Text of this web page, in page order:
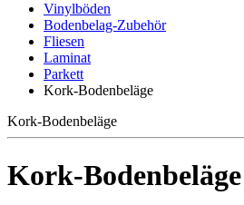
Vinylböden
Bodenbelag-Zubehör
Fliesen
Laminat
Parkett
Kork-Bodenbeläge
Kork-Bodenbeläge
Kork-Bodenbeläge